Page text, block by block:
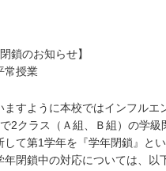
鎖のお知らせ】
常授業
すように本校ではインフルエ
2クラス（Ａ組、Ｂ組）の学
て第1学年を『学年閉鎖』とい
閉鎖中の対応については、以